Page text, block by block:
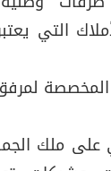
التي
المخصصة
ملك